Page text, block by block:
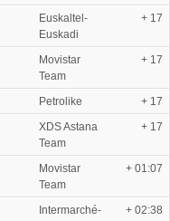
Euskaltel-
Euskadi
+ 17
Movistar
Team
+ 17
Petrolike
+ 17
XDS Astana
Team
+ 17
Movistar
Team
+ 01:07
Intermarché-
+ 02:38